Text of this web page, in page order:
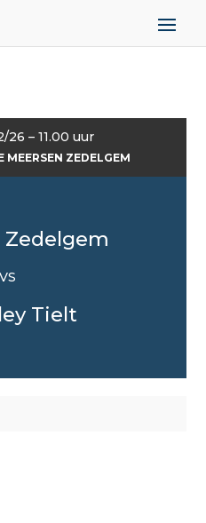
26 – 11.00 uur
MEERSEN ZEDELGEM
Zedelgem
VS
Tielt